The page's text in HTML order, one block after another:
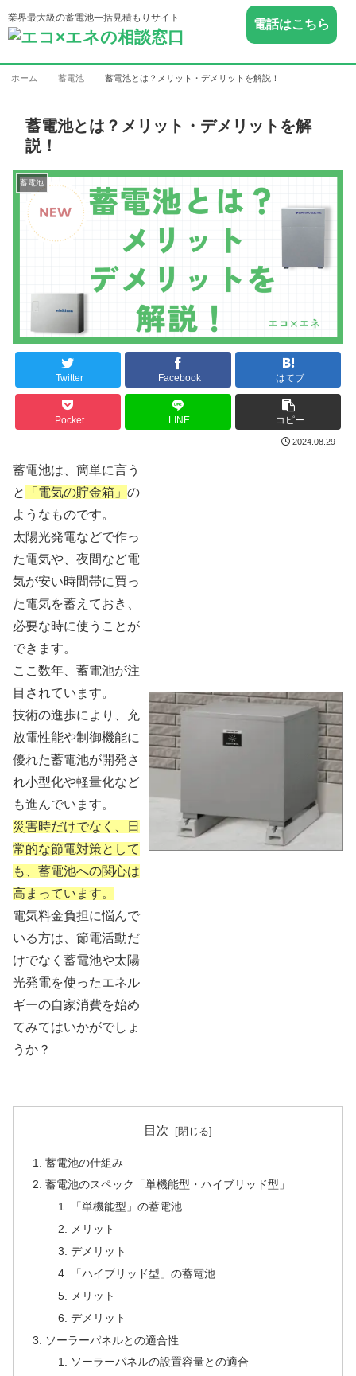
業界最大級の蓄電池一括見積もりサイト 電話はこちら
ホーム 蓄電池 蓄電池とは？メリット・デメリットを解説！
蓄電池とは？メリット・デメリットを解
説！
蓄電池
Twitter Facebook はてブ
Pocket LINE コピー
2024.08.29
蓄電池は、簡単に言う
と
「電気の貯金箱」 の
ようなものです。
太陽光発電などで作っ
た電気や、夜間など電
気が安い時間帯に買っ
た電気を蓄えておき、
必要な時に使うことが
できます。
ここ数年、蓄電池が注
目されています。
技術の進歩により、充
放電性能や制御機能に
優れた蓄電池が開発さ
れ小型化や軽量化など
も進んでいます。
災害時だけでなく、日
常的な節電対策として
も、蓄電池への関心は
高まっています。
電気料金負担に悩んで
いる方は、節電活動だ
けでなく蓄電池や太陽
光発電を使ったエネル
ギーの自家消費を始め
てみてはいかがでしょ
うか？
目次
蓄電池の仕組み
蓄電池のスペック「単機能型・ハイブリッド型」
「単機能型」の蓄電池
メリット
デメリット
「ハイブリッド型」の蓄電池
メリット
デメリット
ソーラーパネルとの適合性
ソーラーパネルの設置容量との適合